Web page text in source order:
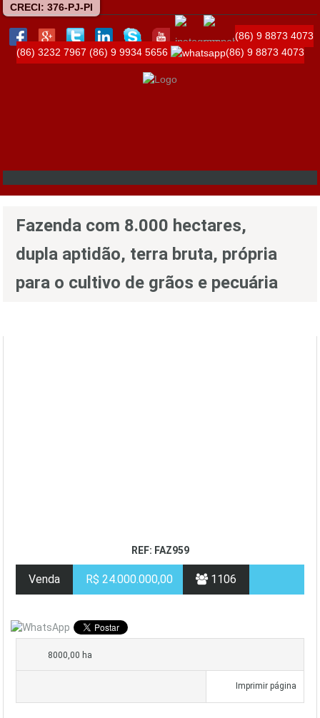
CRECI: 376-PJ-PI
(86) 9 8873 4073
(86) 3232 7967 (86) 9 9934 5656 (86) 9 8873 4073
Fazenda com 8.000 hectares,
dupla aptidão, terra bruta, própria
para o cultivo de grãos e pecuária
REF: FAZ959
Venda R$ 24.000.000,00 1106
8000,00 ha
Imprimir página